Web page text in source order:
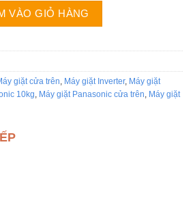
FD105X3BV | 10.5kg cửa trên inverter
VÀO GIỎ HÀNG
giặt cửa trên Máy giặt Inverter, Máy giặt
10kg Máy giặt Panasonic cửa trên Máy giặt